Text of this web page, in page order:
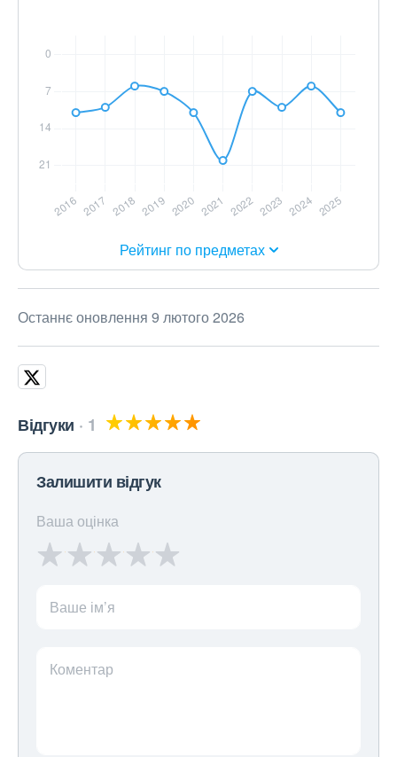
Рейтинг по предметах
Останнє оновлення 9 лютого 2026
Відгуки 1
Залишити відгук
Ваша оцінка
Ваше ім’я
Коментар